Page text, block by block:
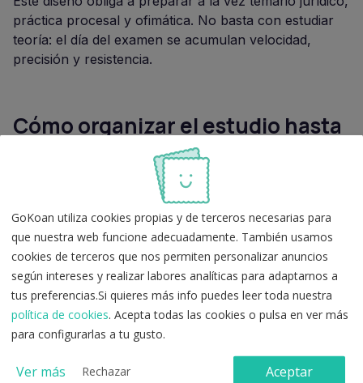
práctica procesal y ofimática. No basta con estudiar
teoría: el día del examen se acumulan velocidad,
precisión y resistencia.
Cómo organizar el estudio hasta
Con el examen fijado para el 3 de octubre de 2026
la preparación debe ser operativa. Una forma útil de
ordenar el trabajo es separar tres carriles:
Temario jurídico:repaso de los temas 1 a 31, con
especial atención a procedimientos, organización
judicial y normativa procesal.
Práctica de test y supuestos:
de casos prácticos.
GoKoan utiliza cookies propias y de terceros necesarias para
que nuestra web funcione adecuadamente. También usamos
cookies de terceros que nos permiten personalizar anuncios
según intereses y realizar labores analíticas para adaptarnos a
tus preferencias.Si quieres más info puedes leer toda nuestra
política de cookies. Acepta todas las cookies o pulsa en ver más
para configurarlas a tu gusto.
Ver más Rechazar Aceptar